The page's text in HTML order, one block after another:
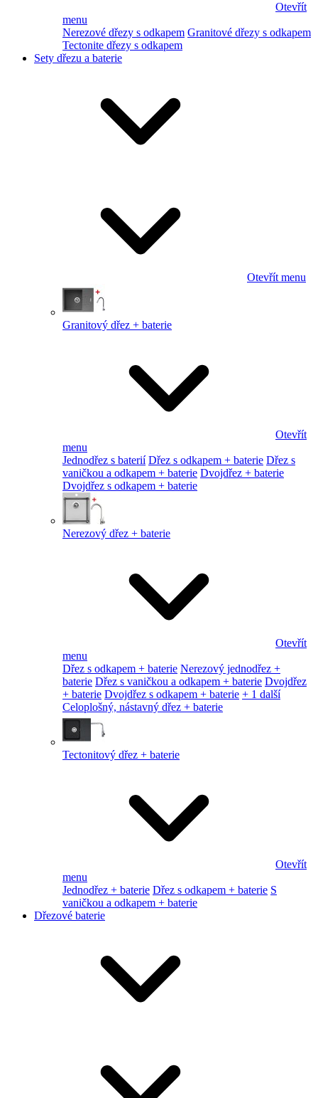
Otevřít
menu
Nerezové dřezy s odkapem Granitové dřezy s odkapem
Tectonite dřezy s odkapem
Sety dřezu a baterie
Otevřít menu
Granitový dřez + baterie
Otevřít
menu
Jednodřez s baterií Dřez s odkapem + baterie Dřez s
vaničkou a odkapem + baterie Dvojdřez + baterie
Dvojdřez s odkapem + baterie
Nerezový dřez + baterie
Otevřít
menu
Dřez s odkapem + baterie Nerezový jednodřez +
baterie Dřez s vaničkou a odkapem + baterie Dvojdřez
+ baterie Dvojdřez s odkapem + baterie + 1 další
Celoplošný, nástavný dřez + baterie
Tectonitový dřez + baterie
Otevřít
menu
Jednodřez + baterie Dřez s odkapem + baterie S
vaničkou a odkapem + baterie
Dřezové baterie